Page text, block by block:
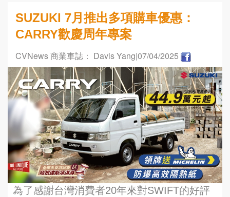
SUZUKI 7月推出多項購車優惠：
CARRY歡慶周年專案
CVNews 商業車誌： Davis Yang|07/04/2025
為了感謝台灣消費者20年來對SWIFT的好評